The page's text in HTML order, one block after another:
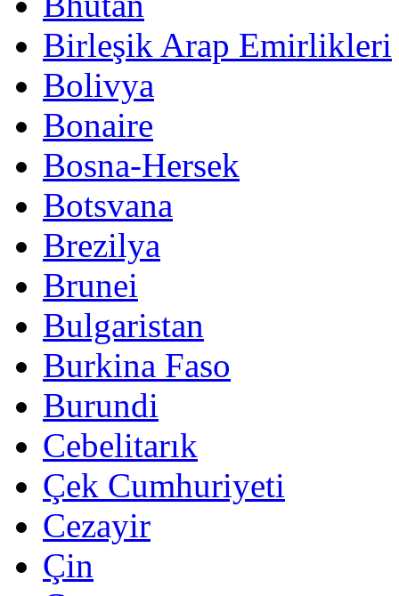
Birleşik Arap Emirlikleri
Bolivya
Bonaire
Bosna-Hersek
Botsvana
Brezilya
Brunei
Bulgaristan
Burkina Faso
Burundi
Cebelitarık
Çek Cumhuriyeti
Cezayir
Çin